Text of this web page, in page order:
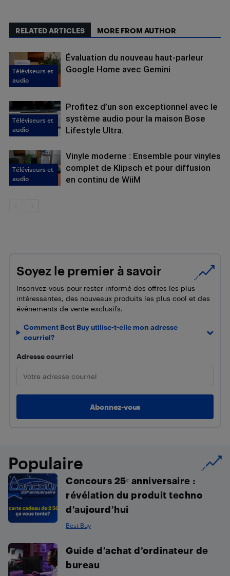
RELATED ARTICLES MORE FROM AUTHOR
Téléviseurs et
audio
Évaluation du nouveau haut-parleur
Google Home avec Gemini
Téléviseurs et
audio
Profitez d’un son exceptionnel avec le
système audio pour la maison Bose
Lifestyle Ultra.
Téléviseurs et
audio
Vinyle moderne : Ensemble pour vinyles
complet de Klipsch et pour diffusion
en continu de WiiM
Soyez le premier à savoir
Inscrivez-vous pour rester informé des offres les plus
intéressantes, des nouveaux produits les plus cool et des
événements de vente exclusifs.
Comment Best Buy utilise-t-elle mon adresse
courriel?
Adresse courriel
Populaire
Concours 25ᵉ anniversaire :
révélation du produit techno
d’aujourd’hui
Best Buy
Guide d’achat d’ordinateur de
bureau